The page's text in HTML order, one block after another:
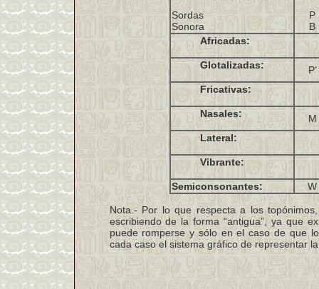
Sordas
Sonora
P
B
Africadas:
Glotalizadas:
P’
Fricativas:
Nasales:
M
Lateral:
Vibrante:
Semiconsonantes: W
Nota.- Por lo que respecta a los
escribiendo de la forma “antigua”, ya que
puede romperse y sólo en el caso de que
cada caso el sistema gráfico de representar